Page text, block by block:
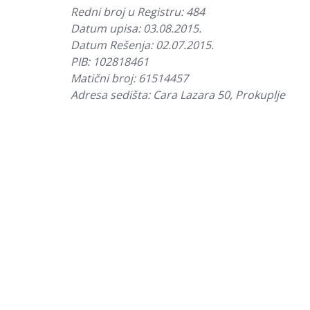
Redni broj u Registru: 484
Datum upisa: 03.08.2015.
Datum Rešenja: 02.07.2015.
PIB: 102818461
Matični broj: 61514457
Adresa sedišta: Cara Lazara 50, Prokuplje